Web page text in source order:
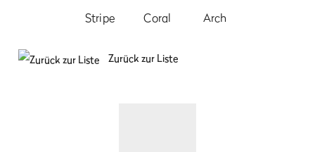
Stripe Coral Arch
Zurück zur Liste